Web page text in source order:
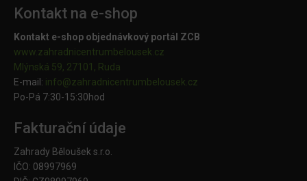
Kontakt na e-shop
Kontakt e-shop objednávkový portál ZCB
www.zahradnicentrumbelousek.cz
Mlýnská 59, 27101, Ruda
E-mail: info@zahradnicentrumbelousek. cz
Po-Pá 7:30-15:30hod
Fakturační údaje
Zahrady Běloušek s.r.o.
IČO: 08997969